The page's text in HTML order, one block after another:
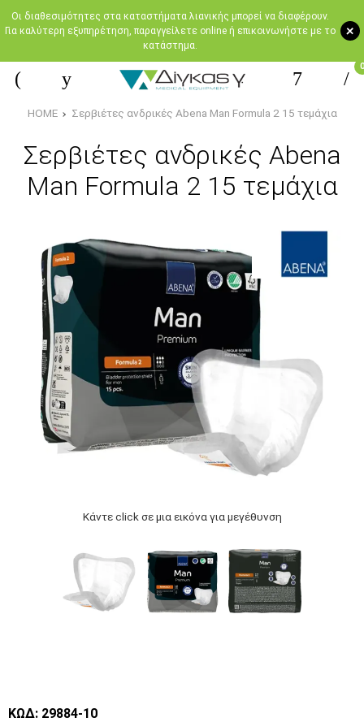
+
Oι διαθεσιμότητες στα καταστήματα λιανικής μπορεί να διαφέρουν.
Για καλύτερη εξυπηρέτηση, παραγγείλετε online ή επικοινωνήστε με το
κατάστημα.
0
HOME Σερβιέτες ανδρικές Abena Man Formula 2 15 τεμάχια
Σερβιέτες ανδρικές Abena
Man Formula 2 15 τεμάχια
Κάντε click σε μια εικόνα για μεγέθυνση
ΚΩΔ: 29884-10